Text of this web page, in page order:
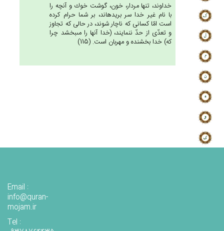
خداوند، تنها مردار، خون، گوشت خوك و آنچه را
با نام غير خدا سر بريده‏اند، بر شما حرام كرده
است امّا كسانى كه ناچار شوند، در حالى كه تجاوز
و تعدّى از حدّ ننمايند، (خدا آنها را مى‏بخشد چرا
كه) خدا بخشنده و مهربان است. (115)
Email :
info@quran-
mojam.ir
Tel :